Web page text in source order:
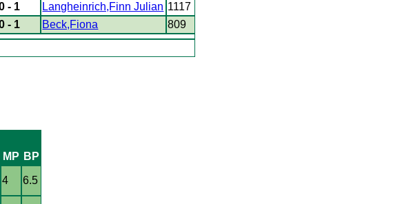
- 1 Langheinrich,Finn Julian 1117
- 1 Beck,Fiona 809
MP BP
4 6.5